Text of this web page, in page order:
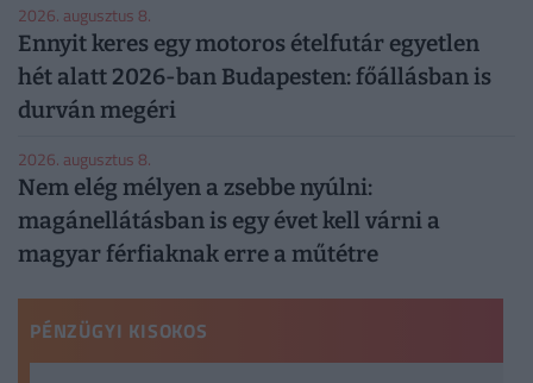
2026. augusztus 8.
Ennyit keres egy motoros ételfutár egyetlen
hét alatt 2026-ban Budapesten: főállásban is
durván megéri
2026. augusztus 8.
Nem elég mélyen a zsebbe nyúlni:
magánellátásban is egy évet kell várni a
magyar férfiaknak erre a műtétre
PÉNZÜGYI KISOKOS